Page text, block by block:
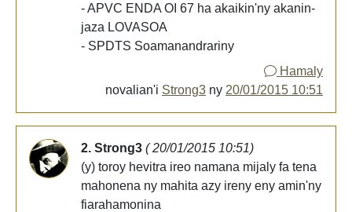
- APVC ENDA OI 67 ha akaikin'ny akanin-
jaza LOVASOA
- SPDTS Soamanandrariny
Hamaly
novalian'i Strong3 ny 20/01/2015 10:51
2. Strong3 ( 20/01/2015 10:51)
(y) toroy hevitra ireo namana mijaly fa tena
mahonena ny mahita azy ireny eny amin'ny
fiarahamonina